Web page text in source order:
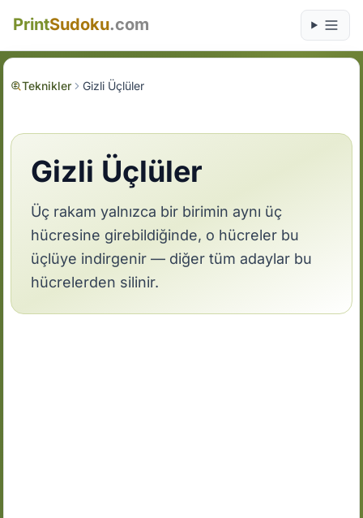
PrintSudoku.com
Teknikler Gizli Üçlüler
Gizli Üçlüler
Üç rakam yalnızca bir birimin aynı üç
hücresine girebildiğinde, o hücreler bu
üçlüye indirgenir — diğer tüm adaylar bu
hücrelerden silinir.